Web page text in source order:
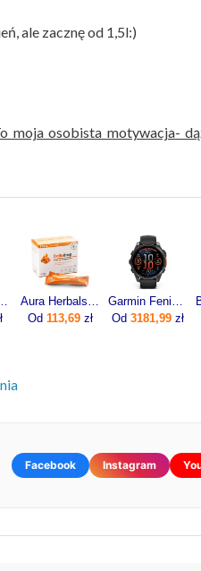
ale zacznę od 1,5l:)
moja osobista motywacja-
840mg 100kaps.
Aura Herbals Colladrop Forte Kolagen Morski 10000mg 30sasz.
Od 113,69 zł
Garmin Fenix 8 47mm Slate grey z czarnym paskiem
Od 3181,99 zł
Facebook Instagram